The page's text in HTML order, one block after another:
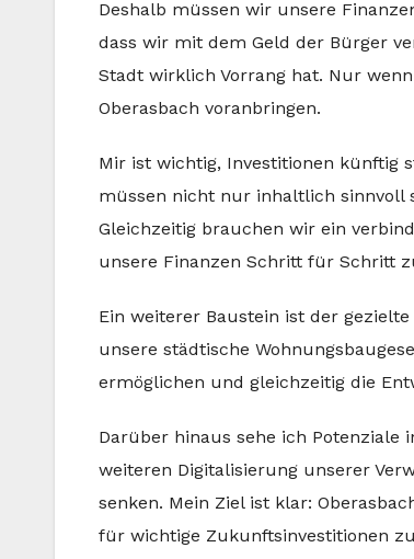
Deshalb müssen wir unsere
dass wir mit dem Geld der Bürger
Stadt wirklich Vorrang hat. Nur
Oberasbach voranbringen.
Mir ist wichtig, Investitionen künftig
müssen nicht nur inhaltlich sinnvoll
Gleichzeitig brauchen wir ein
unsere Finanzen Schritt für Schritt
Ein weiterer Baustein ist der
unsere städtische
ermöglichen und gleichzeitig die
Darüber hinaus sehe ich
weiteren Digitalisierung unserer
senken. Mein Ziel ist klar:
für wichtige Zukunftsinvestitionen